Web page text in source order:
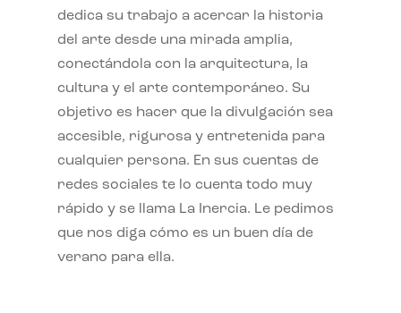
dedica su trabajo a acercar la historia
del arte desde una mirada amplia,
conectándola con la arquitectura, la
cultura y el arte contemporáneo. Su
objetivo es hacer que la divulgación sea
accesible, rigurosa y entretenida para
cualquier persona. En sus cuentas de
redes sociales te lo cuenta todo muy
rápido y se llama La Inercia. Le pedimos
que nos diga cómo es un buen día de
verano para ella.